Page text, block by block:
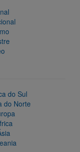
do Sul
do Norte